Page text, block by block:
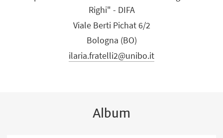
Righi" - DIFA
Viale Berti Pichat 6/2
Bologna (BO)
ilaria.fratelli2@unibo.it
Album